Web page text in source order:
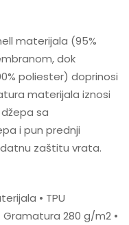
materijala (95%
dok
poliester) doprinosi
materijala iznosi
sa
i pun prednji
zaštitu vrata.
• TPU
280 g/m2 •